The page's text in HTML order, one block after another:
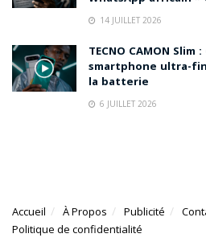
14 JUILLET 2026
TECNO CAMON Slim
smartphone ultra-
la batterie
6 JUILLET 2026
Accueil À Propos Publicité
Politique de confidentialité